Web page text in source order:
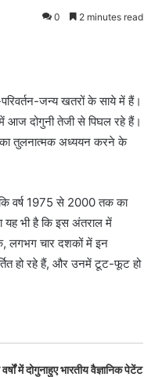
0 2 minutes read
जन्य खतरों के साये में हैं।
आज दोगुनी तेजी से पिघल रहे हैं।
तुलनात्मक अध्ययन करने के
कि वर्ष 1975 से 2000 तक का
यह भी है कि इस अंतराल में
लगभग चार दशकों में इन
हो रहे हैं, और उनमें टूट-फूट हो
में दोगुनाहुए भारतीय वैज्ञानिक पेटेंट